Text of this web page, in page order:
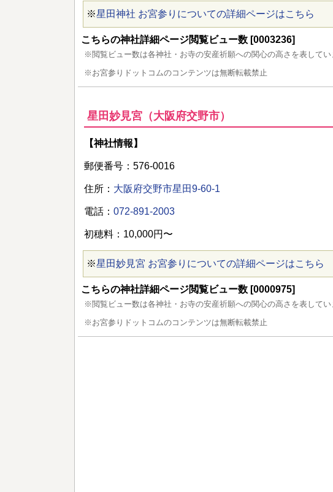
※星田神社 お宮参りについての詳細ページはこちら
こちらの神社詳細ページ閲覧ビュー数 [0003236]
※閲覧ビュー数は各神社・お寺の安産祈願への関心の高さを表してい
※お宮参りドットコムのコンテンツは無断転載禁止
星田妙見宮（大阪府交野市）
【神社情報】
郵便番号：576-0016
住所： 大阪府交野市星田9-60-1
電話： 072-891-2003
初穂料：10,000円〜
※星田妙見宮 お宮参りについての詳細ページはこちら
こちらの神社詳細ページ閲覧ビュー数 [0000975]
※閲覧ビュー数は各神社・お寺の安産祈願への関心の高さを表してい
※お宮参りドットコムのコンテンツは無断転載禁止